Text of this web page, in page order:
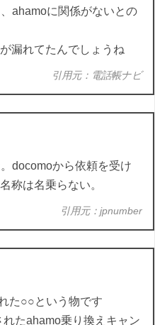
ahamoに関係がないとの
漏れてたんでしょうね
引用元：電話帳ナビ
docomoから依頼を受け
称は名乗らない。
引用元：jpnumber
た○○という物です
たahamo乗り換えキャン